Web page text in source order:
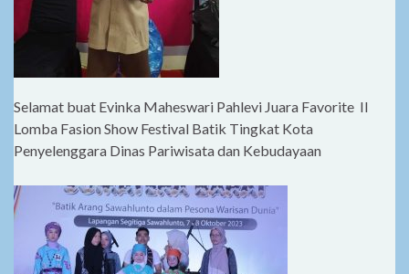
Selamat buat Evinka Maheswari Pahlevi Juara Favorite II
Lomba Fasion Show Festival Batik Tingkat Kota
Penyelenggara Dinas Pariwisata dan Kebudayaan